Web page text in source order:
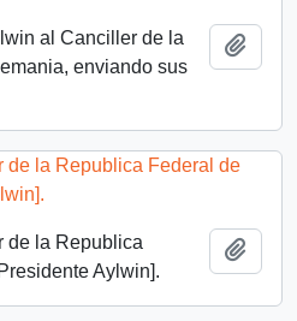
al Canciller de la
enviando sus
de la Republica
Aylwin].